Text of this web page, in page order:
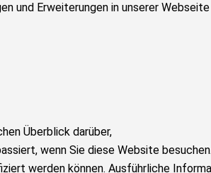
und Erweiterungen in unserer
Überblick darüber,
wenn Sie diese Website
werden können. Ausführliche